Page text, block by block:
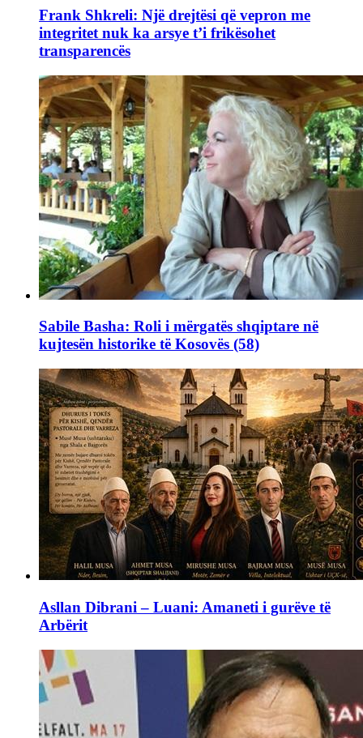
Frank Shkreli: Një drejtësi që vepron me
integritet nuk ka arsye t’i frikësohet
transparencës
Sabile Basha: Roli i mërgatës shqiptare në
kujtesën historike të Kosovës (58)
Asllan Dibrani – Luani: Amaneti i gurëve të
Arbërit